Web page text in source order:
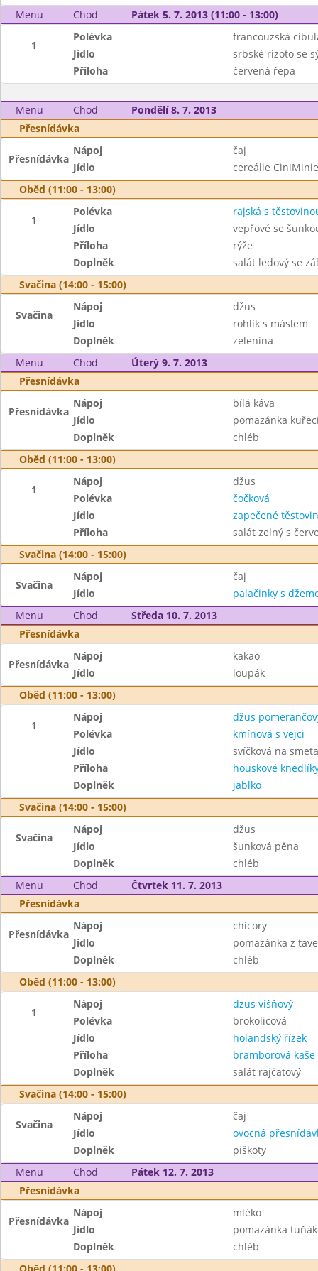
Menu
Chod Pátek 5. 7. 2013 (11:00 - 13:00)
1
Polévka
francouzská
Jídlo
srbské rizoto se
Příloha
červená řepa
Menu Chod
Pondělí 8. 7. 2013
Přesnídávka
Přesnídávka
Nápoj
čaj
Jídlo
cereálie
Oběd (11:00 - 13:00)
1
Polévka
rajská s
Jídlo
vepřové se
Příloha
rýže
Doplněk
salát ledový se
Svačina (14:00 - 15:00)
Svačina
Nápoj
džus
Jídlo
rohlík s máslem
Doplněk
zelenina
Menu
Chod
Úterý 9. 7. 2013
Přesnídávka
Přesnídávka
Nápoj
bílá káva
Jídlo
pomazánka
Doplněk
chléb
Oběd (11:00 - 13:00)
1
Nápoj
džus
Polévka
čočková
Jídlo
zapečené
Příloha
salát zelný s
Svačina (14:00 - 15:00)
Svačina
Nápoj
čaj
Jídlo
palačinky s
Menu
Chod
Středa 10. 7. 2013
Přesnídávka
Přesnídávka
Nápoj
kakao
Jídlo
loupák
Oběd (11:00 - 13:00)
1
Nápoj
džus
Polévka
kmínová s vejci
Jídlo
svíčková na
Příloha
houskové
Doplněk
jablko
Svačina (14:00 - 15:00)
Svačina
Nápoj
džus
Jídlo
šunková pěna
Doplněk
chléb
Menu
Chod
Čtvrtek 11. 7. 2013
Přesnídávka
Přesnídávka
Nápoj
chicory
Jídlo
pomazánka z
Doplněk
chléb
Oběd (11:00 - 13:00)
1
Nápoj
dzus višňový
Polévka
brokolicová
Jídlo
holandský řízek
Příloha
bramborová kaše
Doplněk
salát rajčatový
Svačina (14:00 - 15:00)
Svačina
Nápoj
čaj
Jídlo
ovocná
Doplněk
piškoty
Menu
Chod
Pátek 12. 7. 2013
Přesnídávka
Přesnídávka
Nápoj
mléko
Jídlo
pomazánka
Doplněk
chléb